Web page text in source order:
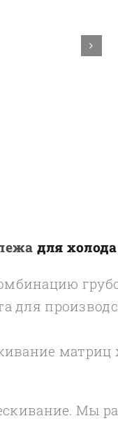
для холода
для
Мы